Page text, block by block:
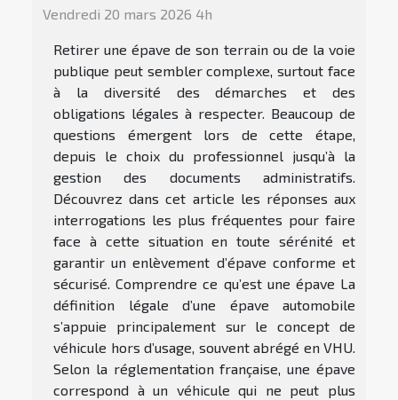
Vendredi 20 mars 2026 4h
Retirer une épave de son terrain ou de la voie
publique peut sembler complexe, surtout face
à la diversité des démarches et des
obligations légales à respecter. Beaucoup de
questions émergent lors de cette étape,
depuis le choix du professionnel jusqu’à la
gestion des documents administratifs.
Découvrez dans cet article les réponses aux
interrogations les plus fréquentes pour faire
face à cette situation en toute sérénité et
garantir un enlèvement d’épave conforme et
sécurisé. Comprendre ce qu’est une épave La
définition légale d’une épave automobile
s’appuie principalement sur le concept de
véhicule hors d’usage, souvent abrégé en VHU.
Selon la réglementation française, une épave
correspond à un véhicule qui ne peut plus